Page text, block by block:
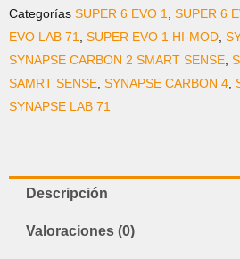
Categorías SUPER 6 EVO 1 SUPER 6
EVO LAB 71
SUPER EVO 1 HI-MOD
SYNAPSE CARBON 2 SMART SENSE
SAMRT SENSE SYNAPSE CARBON 4
SYNAPSE LAB 71
Descripción
Valoraciones (0)